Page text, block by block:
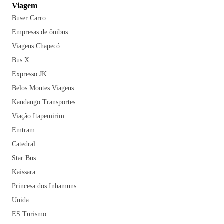
para experimentar uns petiscos únicos de BH? Bora curtir
Belo Horizonte e aproveitar tudo que a cidade proporciona!
Viagem
Buser Carro
Empresas de ônibus
Viagens Chapecó
Bus X
Expresso JK
Belos Montes Viagens
Kandango Transportes
Viação Itapemirim
Emtram
Catedral
Star Bus
Kaissara
Princesa dos Inhamuns
Unida
ES Turismo